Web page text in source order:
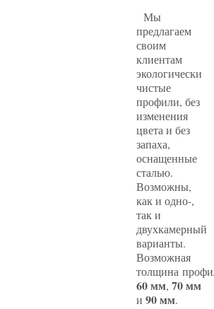
Мы
предлагаем
своим
клиентам
экологически
чистые
профили, без
изменения
цвета и без
запаха,
оснащенные
сталью.
Возможны,
как и одно-,
так и
двухкамерный
варианты.
Возможная
толщина
60 мм, 70 мм
и 90 мм.